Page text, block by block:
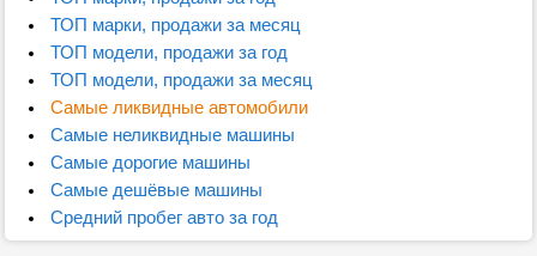
ТОП марки, продажи за месяц
ТОП модели, продажи за год
ТОП модели, продажи за месяц
Самые ликвидные автомобили
Самые неликвидные машины
Самые дорогие машины
Самые дешёвые машины
Средний пробег авто за год